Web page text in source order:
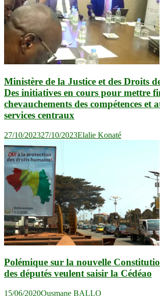
Ministère de la Justice et des Droits
Des initiatives en cours pour mettre
chevauchements des compétences et
services centraux
27/10/202327/10/2023Elalie Konaté
Polémique sur la nouvelle
des députés veulent saisir la Cédéao
15/06/2020Ousmane BALLO